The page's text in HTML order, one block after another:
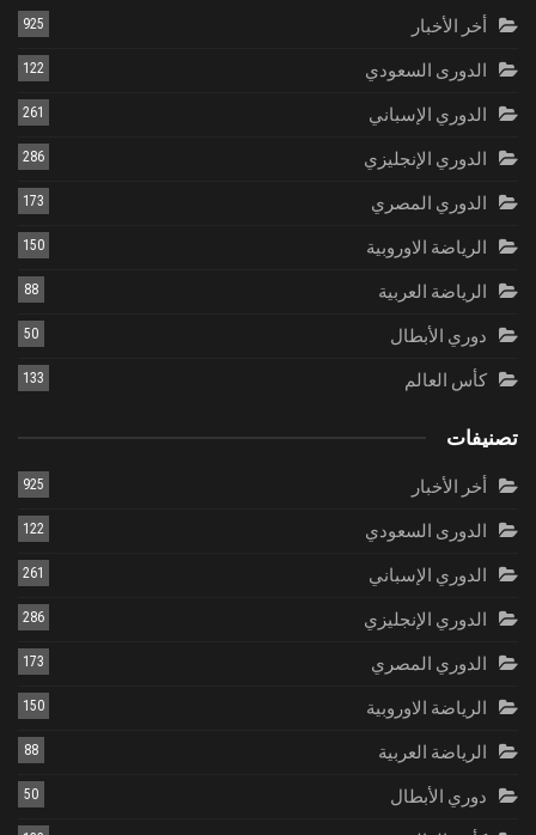
أخر الأخبار 925
الدورى السعودي 122
الدوري الإسباني 261
الدوري الإنجليزي 286
الدوري المصري 173
الرياضة الاوروبية 150
الرياضة العربية 88
دوري الأبطال 50
كأس العالم 133
تصنيفات
أخر الأخبار 925
الدورى السعودي 122
الدوري الإسباني 261
الدوري الإنجليزي 286
الدوري المصري 173
الرياضة الاوروبية 150
الرياضة العربية 88
دوري الأبطال 50